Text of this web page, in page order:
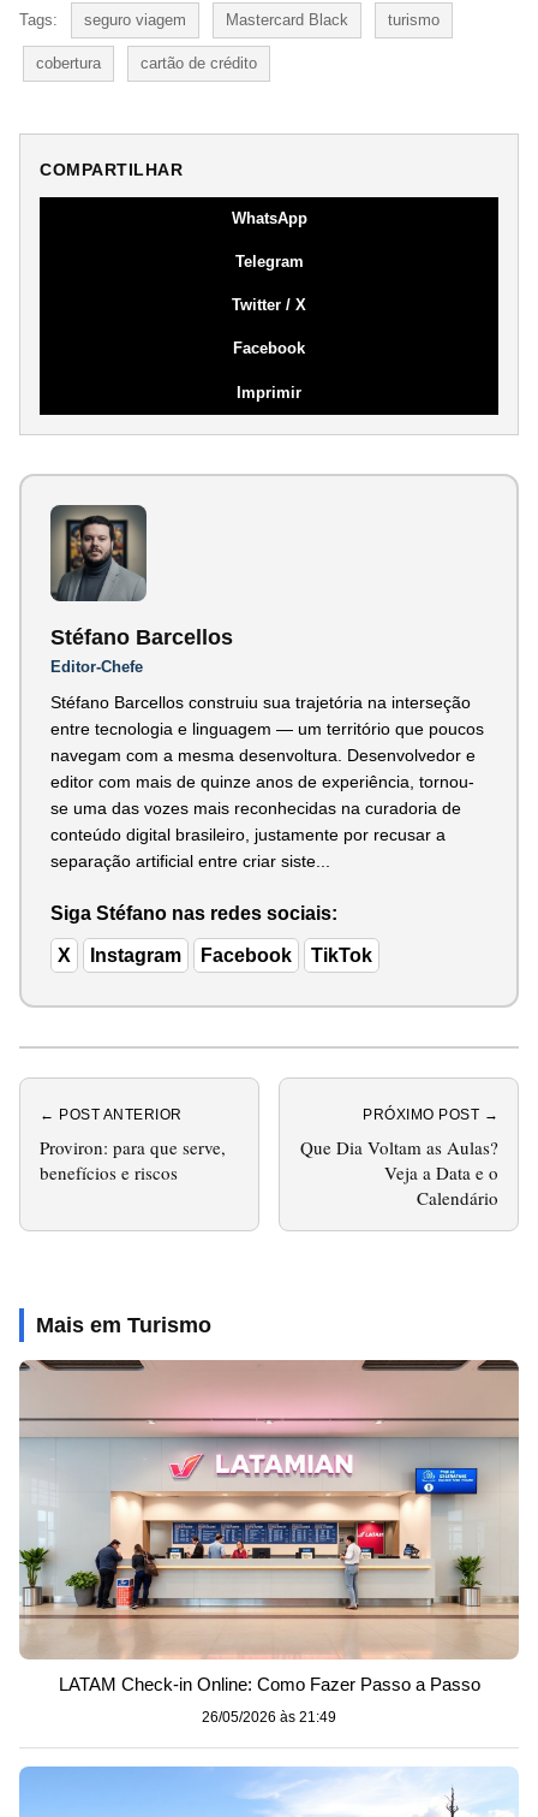
Tags: seguro viagem Mastercard Black turismo
cobertura cartão de crédito
COMPARTILHAR
WhatsApp
Telegram
Twitter / X
Facebook
Imprimir
Stéfano Barcellos
Editor-Chefe
Stéfano Barcellos construiu sua trajetória na interseção
entre tecnologia e linguagem — um território que poucos
navegam com a mesma desenvoltura. Desenvolvedor e
editor com mais de quinze anos de experiência, tornou-
se uma das vozes mais reconhecidas na curadoria de
conteúdo digital brasileiro, justamente por recusar a
separação artificial entre criar siste...
Siga Stéfano nas redes sociais:
X Instagram Facebook TikTok
← POST ANTERIOR
Proviron: para que serve,
benefícios e riscos
PRÓXIMO POST →
Que Dia Voltam as Aulas?
Veja a Data e o
Calendário
Mais em Turismo
LATAM Check-in Online: Como Fazer Passo a Passo
26/05/2026 às 21:49